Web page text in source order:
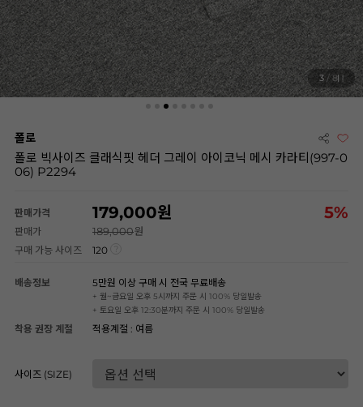
3 / 8
폴로
폴로 빅사이즈 클래식핏 헤더 그레이 아이코닉 메시 카라티(997-0
06) P2294
판매가격 179,000 5%
판매가 189,000
구매 가능 사이즈 120
배송정보 5만원 이상 구매 시 전국 무료배송
+ 월~금요일 오후 5시까지 주문 시 100% 당일발송
+ 토요일 오후 12:30분까지 주문 시 100% 당일발송
착용 권장 계절 적용계절 : 여름
사이즈 (SIZE)